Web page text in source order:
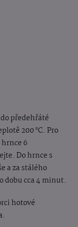
předehřáté
200 °C. Pro
6
Do hrnce s
a za stálého
dobu cca 4 minut.
hotové